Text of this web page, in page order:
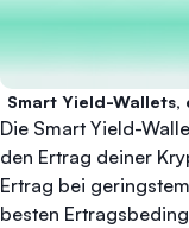
Smart Yield-
Die Smart Yield-
den Ertrag deiner
Ertrag bei
besten